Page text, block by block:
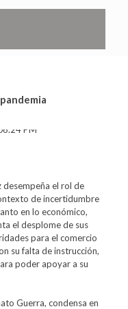
el rol de
de incertidumbre
en lo económico,
el desplome de sus
para el comercio
su falta de instrucción,
poder apoyar a su
Guerra, condensa en